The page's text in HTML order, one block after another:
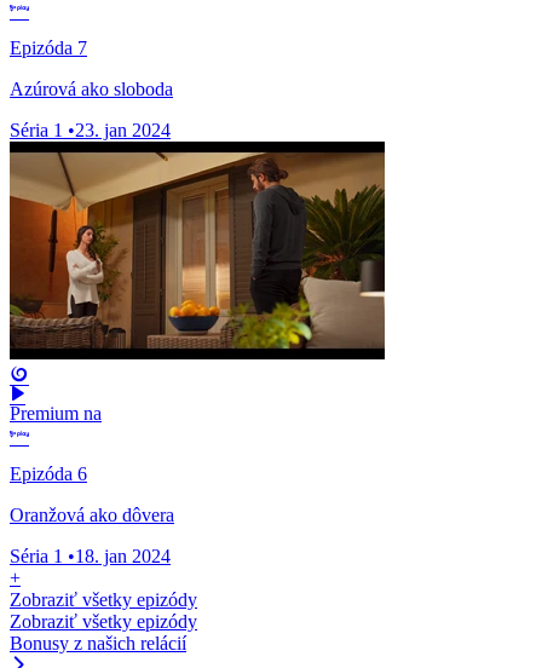
Epizóda 7
Azúrová ako sloboda
Séria 1 •23. jan 2024
Premium na
Epizóda 6
Oranžová ako dôvera
Séria 1 •18. jan 2024
+
Zobraziť všetky epizódy
Zobraziť všetky epizódy
Bonusy z našich relácií